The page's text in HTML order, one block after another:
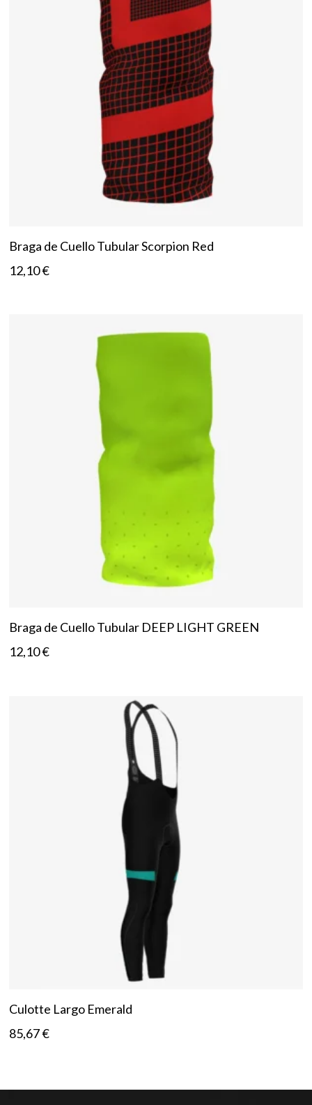
Braga de Cuello Tubular Scorpion Red
12,10€
Braga de Cuello Tubular DEEP LIGHT GREEN
12,10€
Culotte Largo Emerald
85,67€